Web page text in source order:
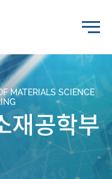
MATERIALS SCIENCE
재공학부